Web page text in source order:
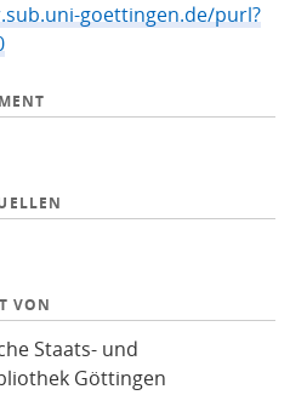
goettingen.de/purl?
VON
Staats- und
Göttingen